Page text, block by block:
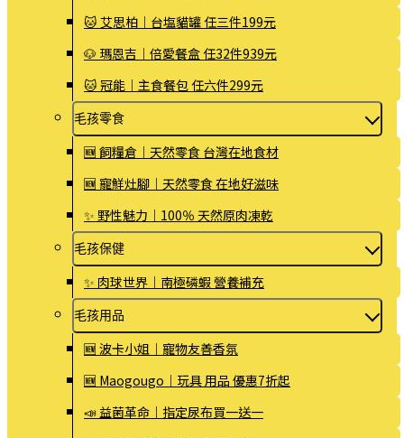
🐱 艾思柏｜台塩貓罐 任三件199元
🐶 瑪恩吉｜倍愛餐盒 任32件939元
🐱 冠能｜主食餐包 任六件299元
毛孩零食
🆕 飼糧倉｜天然零食 台灣在地食材
🆕 寵鮮灶腳｜天然零食 在地好滋味
✨ 野性魅力｜100％ 天然原肉凍乾
毛孩保健
✨ 肉球世界｜南極磷蝦 營養補充
毛孩用品
🆕 波卡小姐｜寵物友善香氛
🆕 Maogougo｜玩具 用品 優惠7折起
📣 益菌革命｜指定尿布買一送一